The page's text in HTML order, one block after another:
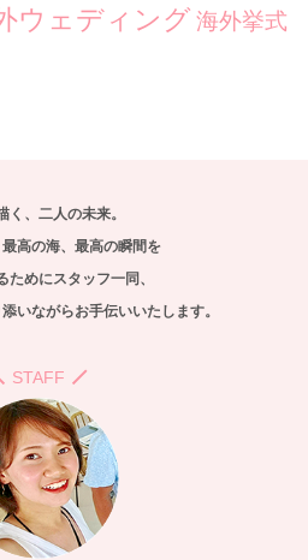
ウェディング 海外挙式
く、二人の未来。
高の海、最高の瞬間を
ためにスタッフ一同、
いながらお手伝いいたします。
STAFF